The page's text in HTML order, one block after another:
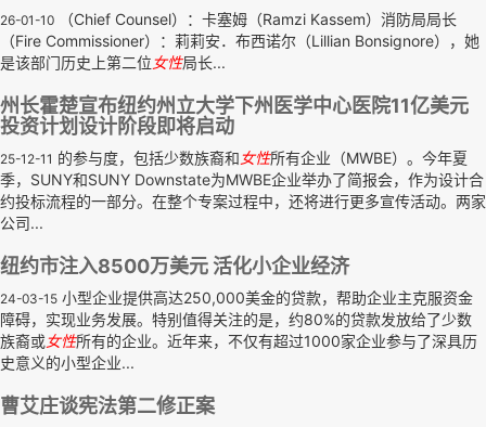
26-01-10 （Chief Counsel）：卡塞姆（Ramzi Kassem）消防局局长
（Fire Commissioner）：莉莉安．布西诺尔（Lillian Bonsignore），她
是该部门历史上第二位女性局长...
州长霍楚宣布纽约州立大学下州医学中心医院11亿美元
投资计划设计阶段即将启动
25-12-11 的参与度，包括少数族裔和女性所有企业（MWBE）。今年夏
季，SUNY和SUNY Downstate为MWBE企业举办了简报会，作为设计合
约投标流程的一部分。在整个专案过程中，还将进行更多宣传活动。两家
公司...
纽约市注入8500万美元 活化小企业经济
24-03-15 小型企业提供高达250,000美金的贷款，帮助企业主克服资金
障碍，实现业务发展。特别值得关注的是，约80%的贷款发放给了少数
族裔或女性所有的企业。近年来，不仅有超过1000家企业参与了深具历
史意义的小型企业...
曹艾庄谈宪法第二修正案